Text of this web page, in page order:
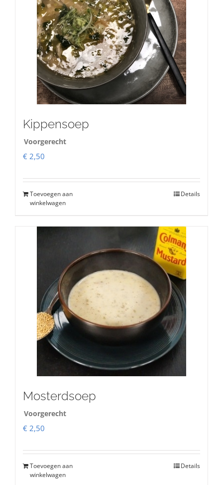
Kippensoep
Voorgerecht
€ 2,50
Toevoegen aan
winkelwagen
Details
Mosterdsoep
Voorgerecht
€ 2,50
Toevoegen aan
winkelwagen
Details